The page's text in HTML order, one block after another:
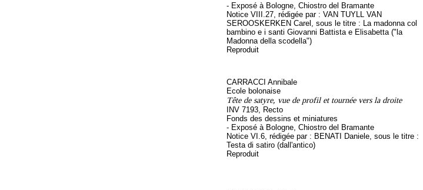
- Exposé à Bologne, Chiostro del Bramante
Notice VIII.27, rédigée par : VAN TUYLL VAN
SEROOSKERKEN Carel, sous le titre : La madonna col
bambino e i santi Giovanni Battista e Elisabetta ("la
Madonna della scodella")
Reproduit
CARRACCI Annibale
Ecole bolonaise
Tête de satyre, vue de profil et tournée vers la droite
INV 7193, Recto
Fonds des dessins et miniatures
- Exposé à Bologne, Chiostro del Bramante
Notice VI.6, rédigée par : BENATI Daniele, sous le titre :
Testa di satiro (dall'antico)
Reproduit